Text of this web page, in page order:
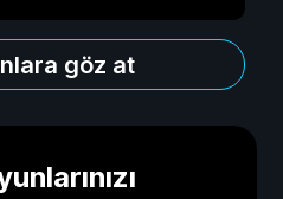
göz at